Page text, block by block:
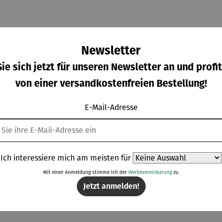
von 4 von 5 Sternen
Set –
Preis:
€
Burger-
und
Schmelzgl
& Wender
BBQ XXL
Verkaufspreis:
29,95 €
UVPRegulärer Preis:
46,90 €
Champagn
für
Strandkör
be
Verkaufspreis:
59,00 €
UVP Regulärer Preis:
79,95 €
Espressot
Set –
Bridgerto
n
Regulärer
29,90 €
Newsletter
sich jetzt für unseren Newsletter an und
von einer versandkostenfreien Bestellung!
E-Mail-Adresse
Ich interessiere mich am meisten für
Mit einer Anmeldung stimme ich der Werbevereinbarungzu.
Jetzt anmelden!